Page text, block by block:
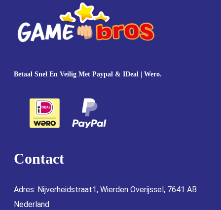
Betaal Snel En Veilig Met Paypal & IDeal | Wero.
Contact
Adres: Nijverheidstraat1, Wierden Overijssel, 7641 AB
Nederland